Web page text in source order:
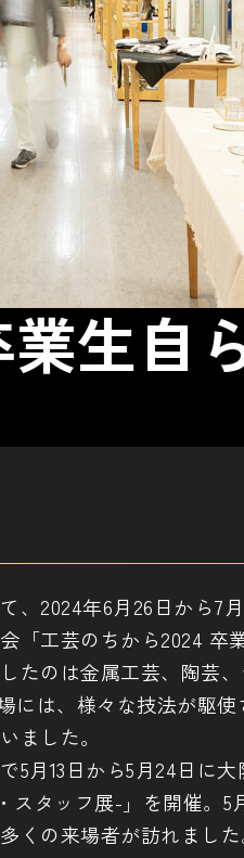
生自
2024年6月26日から7月
「工芸のちから2024 卒
たのは金属工芸、陶芸
には、様々な技法が駆使
ました。
5月13日から5月24日に
タッフ展-」を開催。5
くの来場者が訪れました